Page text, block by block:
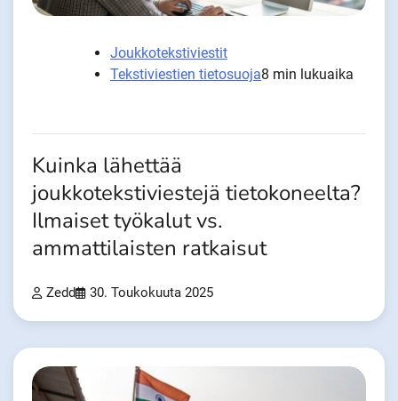
Joukkotekstiviestit
Tekstiviestien tietosuoja8 min lukuaika
Kuinka lähettää
joukkotekstiviestejä tietokoneelta?
Ilmaiset työkalut vs.
ammattilaisten ratkaisut
Zedd 30. Toukokuuta 2025